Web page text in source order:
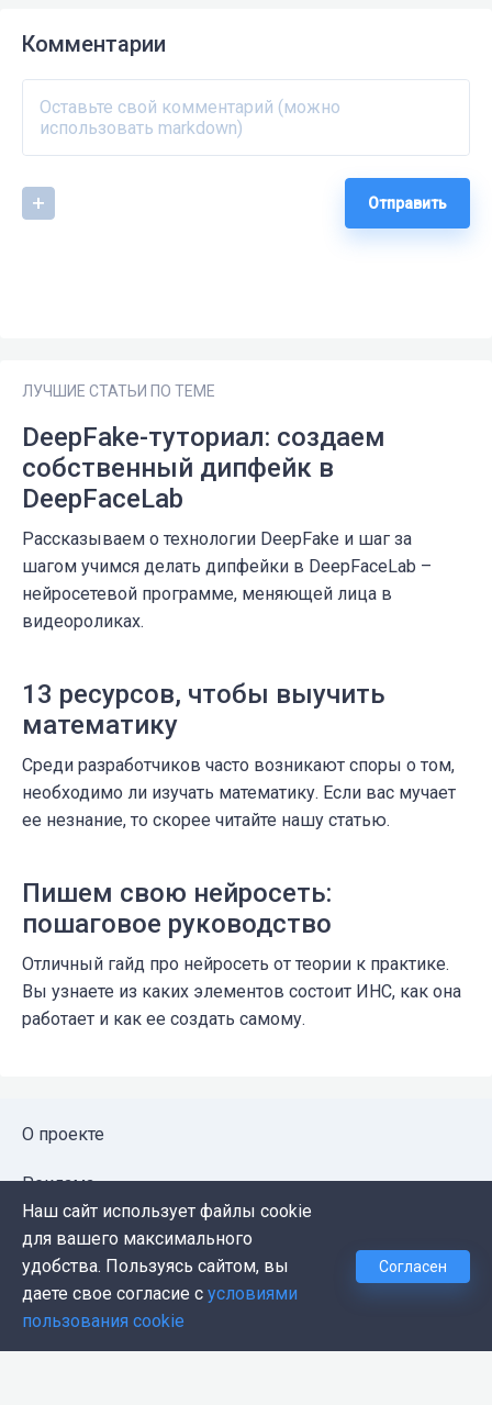
Комментарии
Отправить
ЛУЧШИЕ СТАТЬИ ПО ТЕМЕ
DeepFake-туториал: создаем
собственный дипфейк в
DeepFaceLab
Рассказываем о технологии DeepFake и шаг за
шагом учимся делать дипфейки в DeepFaceLab –
нейросетевой программе, меняющей лица в
видеороликах.
13 ресурсов, чтобы выучить
математику
Среди разработчиков часто возникают споры о том,
необходимо ли изучать математику. Если вас мучает
ее незнание, то скорее читайте нашу статью.
Пишем свою нейросеть:
пошаговое руководство
Отличный гайд про нейросеть от теории к практике.
Вы узнаете из каких элементов состоит ИНС, как она
работает и как ее создать самому.
О проекте
Реклама
Публичная оферта
Политика конфиденциальности
Контакты
Наш сайт использует файлы cookie
для вашего максимального
удобства. Пользуясь сайтом, вы
даете свое согласие с условиями
пользования cookie
Согласен